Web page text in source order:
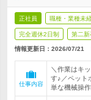
正社員 職種・業種未
完全週休2日制 第二新
情報更新日：2026/07/21
仕事内容
＼作業はキ
す♪／ペット
単な機械操